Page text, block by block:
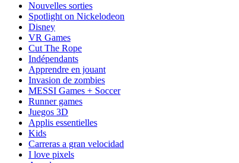
Nouvelles sorties
Spotlight on Nickelodeon
Disney
VR Games
Cut The Rope
Indépendants
Apprendre en jouant
Invasion de zombies
MESSI Games + Soccer
Runner games
Juegos 3D
Applis essentielles
Kids
Carreras a gran velocidad
I love pixels